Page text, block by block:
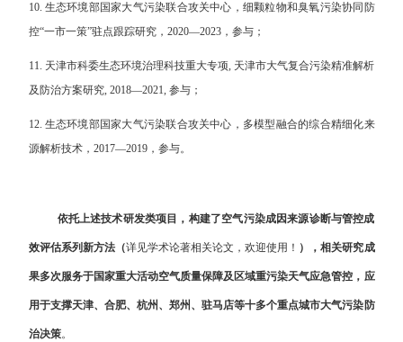
10. 生态环境部国家大气污染联合攻关中心，细颗粒物和臭氧污染协同防
控“一市一策”驻点跟踪研究，2020—2023，参与；
11. 天津市科委生态环境治理科技重大专项, 天津市大气复合污染精准解析
及防治方案研究, 2018—2021, 参与；
12. 生态环境部国家大气污染联合攻关中心，多模型融合的综合精细化来
源解析技术，2017—2019，参与。
依托上述技术研发类项目，构建了空气污染成因来源诊断与管控成
效评估系列新方法（详见学术论著相关论文，欢迎使用！ ），相关研究成
果多次服务于国家重大活动空气质量保障及区域重污染天气应急管控，应
用于支撑天津、合肥、杭州、郑州、驻马店等十多个重点城市大气污染防
治决策。